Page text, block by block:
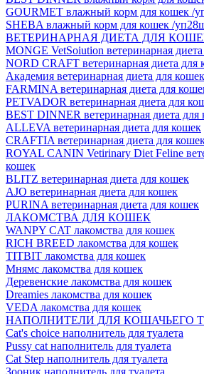
GOURMET влажный корм для кошек /
SHEBA влажный корм для кошек /
ВЕТЕРИНАРНАЯ ДИЕТА ДЛЯ
MONGE VetSoiution ветеринарная
NORD CRAFT ветеринарная диета для
Академия ветеринарная диета для кошек
FARMINA ветеринарная диета для
PETVADOR ветеринарная диета для
BEST DINNER ветеринарная диета для
ALLEVA ветеринарная диета для кошек
CRAFTIA ветеринарная диета для
ROYAL CANIN Vetirinary Diet Feline
кошек
BLITZ ветеринарная диета для кошек
AJO ветеринарная диета для кошек
PURINA ветеринарная диета для кошек
ЛАКОМСТВА ДЛЯ КОШЕК
WANPY CAT лакомства для кошек
RICH BREED лакомства для кошек
TITBIT лакомства для кошек
Мнямс лакомства для кошек
Деревенские лакомства для кошек
Dreamies лакомства для кошек
VEDA лакомства для кошек
НАПОЛНИТЕЛИ ДЛЯ КОШАЧЬЕГО
Cat's choice наполнитель для туалета
Pussy cat наполнитель для туалета
Cat Step наполнитель для туалета
Зооник наполнитель для туалета